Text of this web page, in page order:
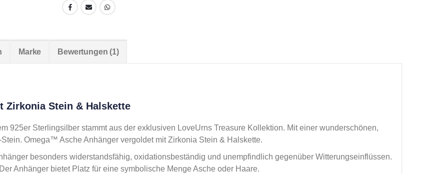
Marke Bewertungen (1)
Zirkonia Stein & Halskette
925er Sterlingsilber stammt aus der exklusiven LoveUrns Treasure Kollektion. Mit einer wunderschönen,
Omega™ Asche Anhänger vergoldet mit Zirkonia Stein & Halskette.
besonders widerstandsfähig, oxidationsbeständig und unempfindlich gegenüber Witterungseinflüssen.
Anhänger bietet Platz für eine symbolische Menge Asche oder Haare.